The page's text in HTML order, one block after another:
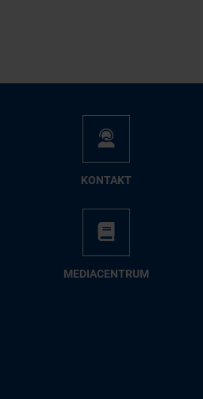
KON­TAKT
ME­DIA­CEN­TRUM